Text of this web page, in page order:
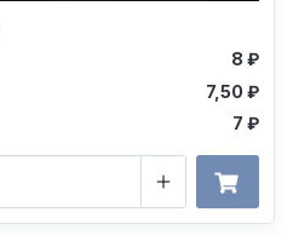
8 ₽
7,50 ₽
7 ₽